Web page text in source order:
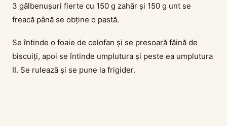
3 gălbenușuri fierte cu 150 g zahăr și 150 g unt se
freacă până se obține o pastă.
Se întinde o foaie de celofan și se presoară făină de
biscuiți, apoi se întinde umplutura și peste ea umplutura
II. Se rulează și se pune la frigider.